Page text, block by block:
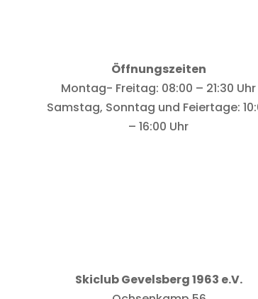
Öffnungszeiten
Montag- Freitag: 08:00 – 21:30 Uhr
Samstag, Sonntag und Feiertage:
– 16:00 Uhr
Skiclub Gevelsberg 1963 e.V.